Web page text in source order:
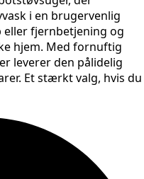
i en brugervenlig
eller fjernbetjening og
hjem. Med fornuftig
leverer den pålidelig
Et stærkt valg, hvis du